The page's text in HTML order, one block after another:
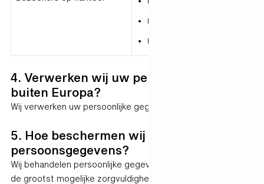
Bedrijf
Doel van het bezoek
4. Verwerken wij uw persoonsgegevens
buiten Europa?
Wij verwerken uw persoonlijke gegevens niet buiten Europa.
5. Hoe beschermen wij uw
persoonsgegevens?
Wij behandelen persoonlijke gegevens vertrouwelijk en met
de grootst mogelijke zorgvuldigheid. Gen25 beveiligt haar